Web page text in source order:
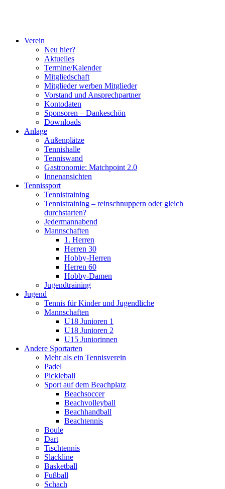
Verein
Neu hier?
Aktuelles
Termine/Kalender
Mitgliedschaft
Mitglieder werben Mitglieder
Vorstand und Ansprechpartner
Kontodaten
Sponsoren – Dankeschön
Downloads
Anlage
Außenplätze
Tennishalle
Tenniswand
Gastronomie: Matchpoint 2.0
Innenansichten
Tennissport
Tennistraining
Tennistraining – reinschnuppern oder gleich
durchstarten?
Jedermannabend
Mannschaften
1. Herren
Herren 30
Hobby-Herren
Herren 60
Hobby-Damen
Jugendtraining
Jugend
Tennis für Kinder und Jugendliche
Mannschaften
U18 Junioren 1
U18 Junioren 2
U15 Juniorinnen
Andere Sportarten
Mehr als ein Tennisverein
Padel
Pickleball
Sport auf dem Beachplatz
Beachsoccer
Beachvolleyball
Beachhandball
Beachtennis
Boule
Dart
Tischtennis
Slackline
Basketball
Fußball
Schach